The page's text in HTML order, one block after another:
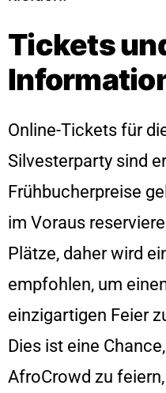
Tickets
Online-Tickets für
Silvesterparty sind
Frühbucherpreise
im Voraus
Plätze, daher wird
empfohlen, um
einzigartigen Feier
Dies ist eine
AfroCrowd zu